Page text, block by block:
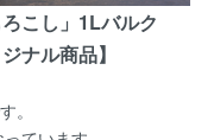
こし」1Lバルク
ナル商品】
。